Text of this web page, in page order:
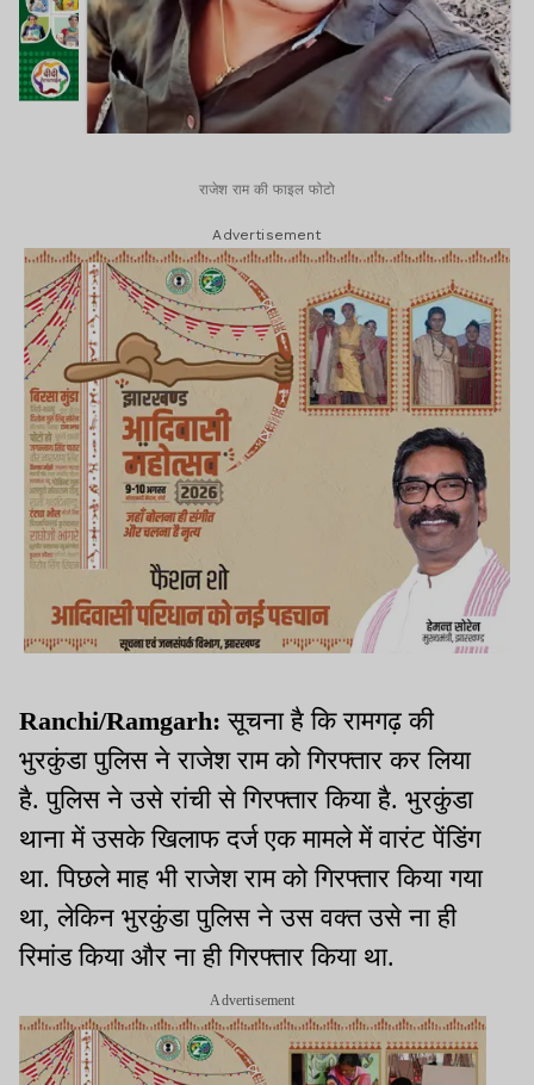
राजेश राम की फाइल फोटो
Advertisement
Ranchi/Ramgarh: सूचना है कि रामगढ़ की
भुरकुंडा पुलिस ने राजेश राम को गिरफ्तार कर लिया
है. पुलिस ने उसे रांची से गिरफ्तार किया है. भुरकुंडा
थाना में उसके खिलाफ दर्ज एक मामले में वारंट पेंडिंग
था. पिछले माह भी राजेश राम को गिरफ्तार किया गया
था, लेकिन भुरकुंडा पुलिस ने उस वक्त उसे ना ही
रिमांड किया और ना ही गिरफ्तार किया था.
Advertisement